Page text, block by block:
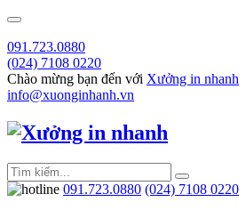
091.723.0880
(024) 7108 0220
Chào mừng bạn đến với Xưởng in nhanh
info@xuonginhanh.vn
091.723.0880 (024) 7108 0220